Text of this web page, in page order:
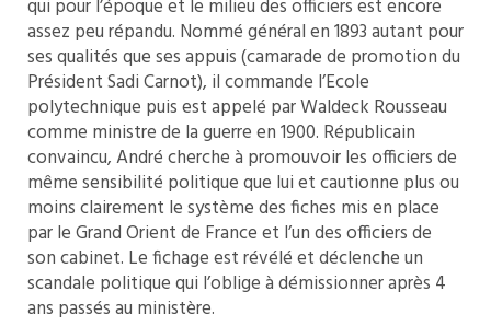
qui pour l’époque et le milieu des officiers est encore
assez peu répandu. Nommé général en 1893 autant pour
ses qualités que ses appuis (camarade de promotion du
Président Sadi Carnot), il commande l’Ecole
polytechnique puis est appelé par Waldeck Rousseau
comme ministre de la guerre en 1900. Républicain
convaincu, André cherche à promouvoir les officiers de
même sensibilité politique que lui et cautionne plus ou
moins clairement le système des fiches mis en place
par le Grand Orient de France et l’un des officiers de
son cabinet. Le fichage est révélé et déclenche un
scandale politique qui l’oblige à démissionner après 4
ans passés au ministère.